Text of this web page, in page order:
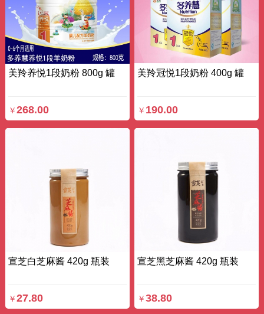
美羚养悦1段奶粉 800g 罐
￥ 268.00
美羚冠悦1段奶粉 400g 罐
￥ 190.00
宣芝白芝麻酱 420g 瓶装
￥ 27.80
宣芝黑芝麻酱 420g 瓶装
￥38.80